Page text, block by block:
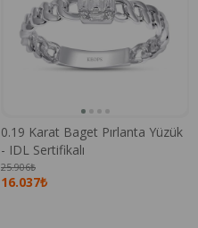
0.19 Karat Baget Pırlanta Yüzük
- IDL Sertifikalı
16.037₺
25.906₺